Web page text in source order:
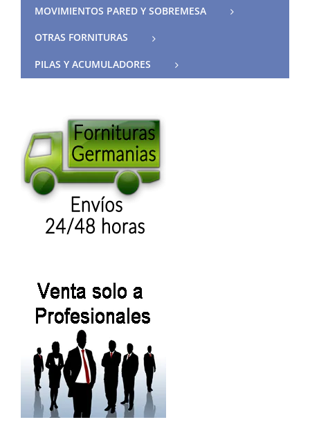
MOVIMIENTOS PARED Y SOBREMESA
OTRAS FORNITURAS
PILAS Y ACUMULADORES